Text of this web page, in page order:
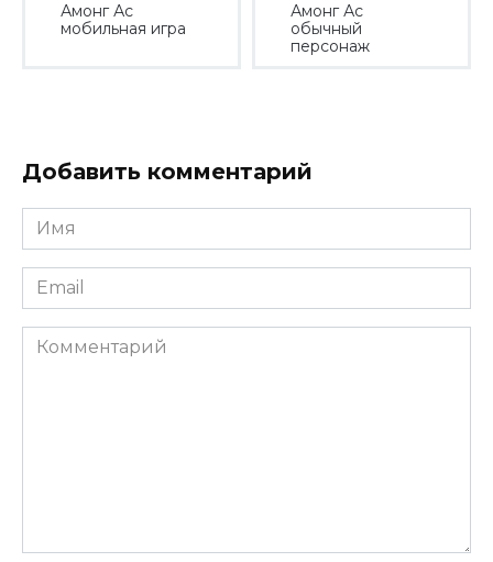
Амонг Ас
мобильная игра
Амонг Ас
обычный
персонаж
Добавить комментарий
Имя
*
Email
*
Комментарий